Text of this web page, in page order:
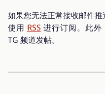
如果您无法正常接收邮件
使用 RSS 进行订阅。此
TG 频道发帖。